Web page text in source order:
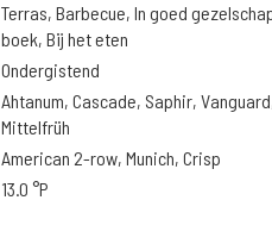
Terras, Barbecue, In goed
boek, Bij het eten
Ondergistend
Ahtanum, Cascade, Saphir,
Mittelfrüh
American 2-row, Munich, Crisp
13.0 °P